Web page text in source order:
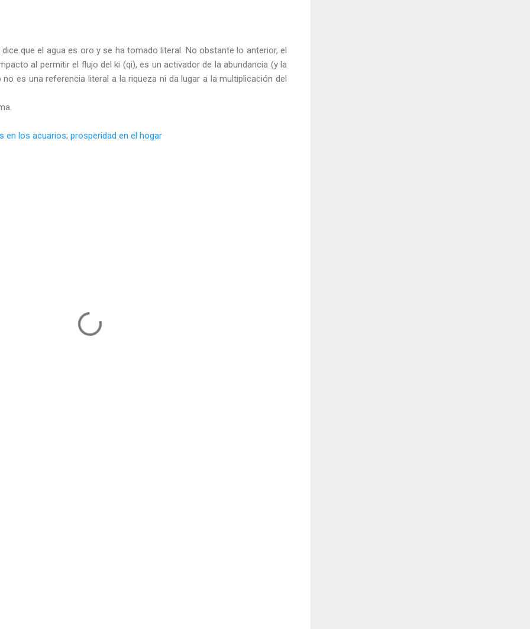
que el agua es oro y se ha tomado literal. No obstante lo anterior, el
al permitir el flujo del ki (qi), es un activador de la abundancia (y la
es una referencia literal a la riqueza ni da lugar a la multiplicación del
en los acuarios; prosperidad en el hogar